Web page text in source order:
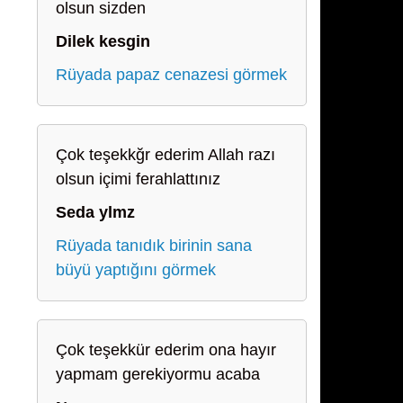
olsun sizden
Dilek kesgin
Rüyada papaz cenazesi görmek
Çok teşekkğr ederim Allah razı
olsun içimi ferahlattınız
Seda ylmz
Rüyada tanıdık birinin sana
büyü yaptığını görmek
Çok teşekkür ederim ona hayır
yapmam gerekiyormu acaba